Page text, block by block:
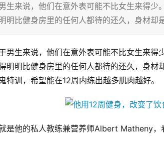
生来说，他们在意外表可能不比女生来得
明比健身房里的任何人都待的还久，身材却
男生来说，他们在意外表可能不比女生来
明明比健身房里的任何人都待的还久，身
特训，希望能在12周内练出越多肌肉越好。
是他的私人教练兼营养师Albert Matheny